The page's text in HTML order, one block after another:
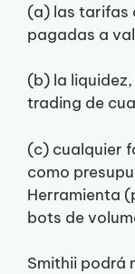
(a) las tarifas
pagadas a
(b) la
trading de
(c) cualquier
como
Herramienta
bots de
Smithii podrá